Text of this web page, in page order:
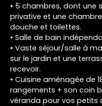
• 5 chambres, dont une
privative et une
douche et toilettes.
• Salle de bain
• Vaste séjour/salle à
sur le jardin et une
recevoir.
• Cuisine aménagée de
rangements + son coin
véranda pour vos petits